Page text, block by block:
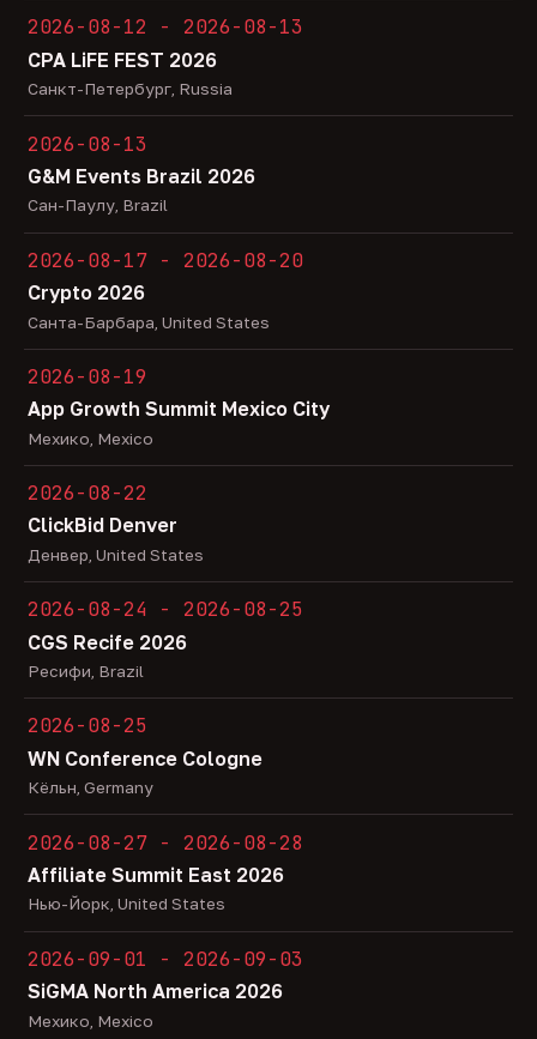
2026-08-12 - 2026-08-13
CPA LiFE FEST 2026
Санкт-Петербург, Russia
2026-08-13
G&M Events Brazil 2026
Сан-Паулу, Brazil
2026-08-17 - 2026-08-20
Crypto 2026
Санта-Барбара, United States
2026-08-19
App Growth Summit Mexico City
Мехико, Mexico
2026-08-22
ClickBid Denver
Денвер, United States
2026-08-24 - 2026-08-25
CGS Recife 2026
Ресифи, Brazil
2026-08-25
WN Conference Cologne
Кёльн, Germany
2026-08-27 - 2026-08-28
Affiliate Summit East 2026
Нью-Йорк, United States
2026-09-01 - 2026-09-03
SiGMA North America 2026
Мехико, Mexico